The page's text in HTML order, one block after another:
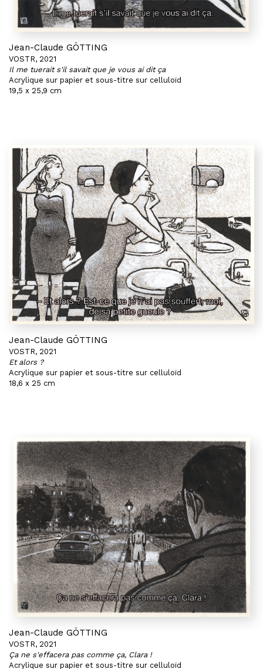
Jean-Claude GÖTTING
VOSTR, 2021
Il me tuerait s'il savait que je vous ai dit ça
Acrylique sur papier et sous-titre sur celluloïd
19,5 x 25,9 cm
Jean-Claude GÖTTING
VOSTR, 2021
Et alors ?
Acrylique sur papier et sous-titre sur celluloïd
18,6 x 25 cm
Jean-Claude GÖTTING
VOSTR, 2021
Ça ne s'effacera pas comme ça, Clara !
Acrylique sur papier et sous-titre sur celluloïd